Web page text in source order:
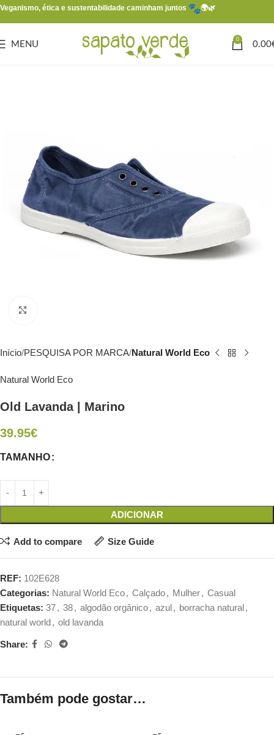
Veganismo, ética e sustentabilidade caminham juntos 🌍🌿
MENU
0
0.00
Início PESQUISA POR MARCA Natural World Eco
Natural World Eco
Old Lavanda | Marino
39.95€
TAMANHO
ADICIONAR
Add to compare Size Guide
REF: 102E628
Categorias: Natural World Eco, Calçado, Mulher, Casual
Etiquetas: 37, 38, algodão orgânico, azul, borracha natural,
natural world, old lavanda
Share:
Também pode gostar…